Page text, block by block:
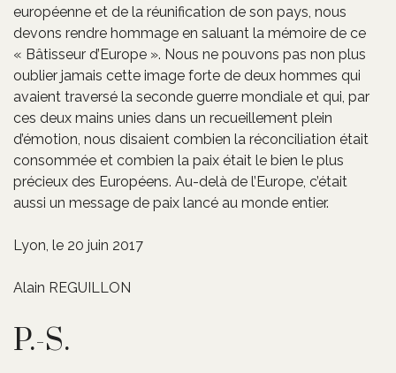
européenne et de la réunification de son pays, nous
devons rendre hommage en saluant la mémoire de ce
« Bâtisseur d’Europe ». Nous ne pouvons pas non plus
oublier jamais cette image forte de deux hommes qui
avaient traversé la seconde guerre mondiale et qui, par
ces deux mains unies dans un recueillement plein
d’émotion, nous disaient combien la réconciliation était
consommée et combien la paix était le bien le plus
précieux des Européens. Au-delà de l’Europe, c’était
aussi un message de paix lancé au monde entier.
Lyon, le 20 juin 2017
Alain REGUILLON
P.-S.